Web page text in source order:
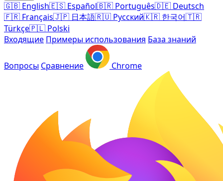
🇬🇧 English🇪🇸 Español🇧🇷 Português🇩🇪 Deutsch
🇫🇷 Français🇯🇵 日本語🇷🇺 Русский🇰🇷 한국어🇹🇷
Türkçe🇵🇱 Polski
Входящие Примеры использования База знаний
Вопросы Сравнение Chrome